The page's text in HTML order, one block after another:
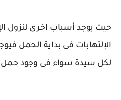
حيث يوجد أسباب اخرى لنزول
الإلتهابات فى بداية الحمل
لكل سيدة سواء فى وجود حمل او